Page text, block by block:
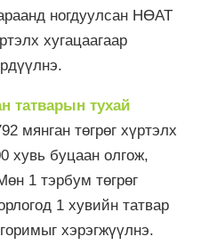
ногдуулсан НӨАТ
хугацаагаар
татварын тухай
мянган төгрөг хүртэлх
хувь буцаан олгож,
1 тэрбум төгрөг
1 хувийн татвар
хэрэгжүүлнэ.